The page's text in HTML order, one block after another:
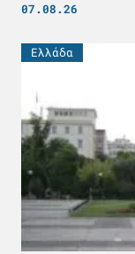
07.08.26
Ελλάδα